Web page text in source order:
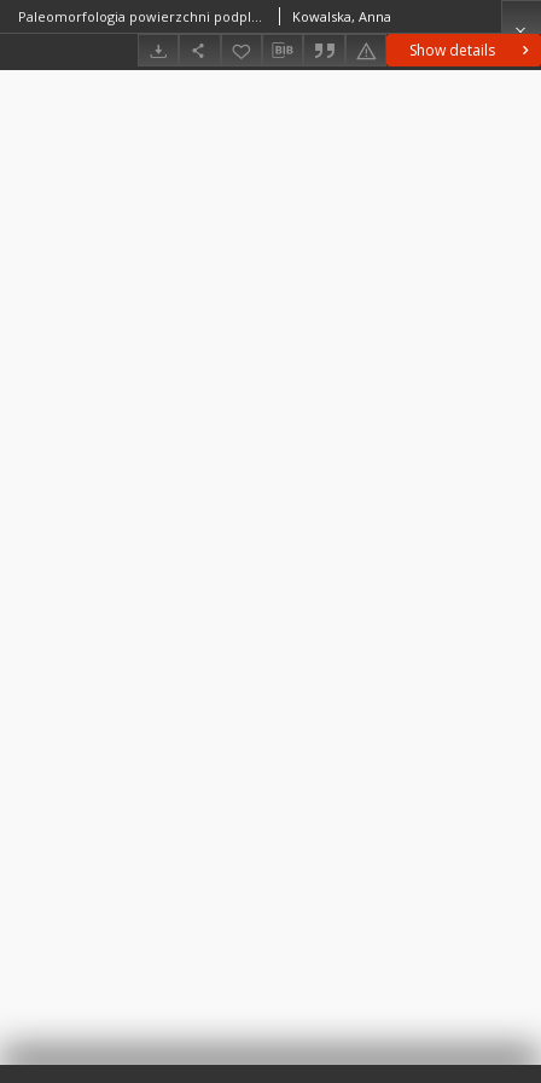
Show details
Paleomorfologia powierzchni podplejstoceńskiej niżowej części dorzecza Odry = Paleomorphology of the Sub-Pleistocene surface of the lowland part of the Odra basin = Paleomorfologija podplejstocenovoj poverchnosti v nizinnoj časti bassejna Odry Kowalska, Anna